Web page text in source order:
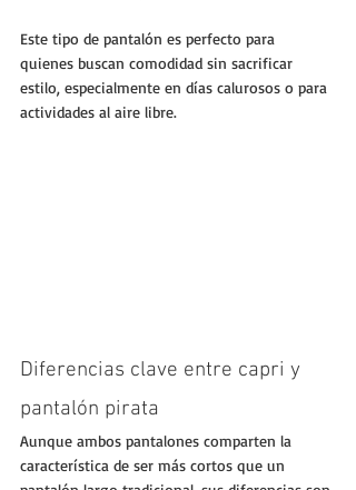
Este tipo de pantalón es perfecto para
quienes buscan comodidad sin sacrificar
estilo, especialmente en días calurosos o para
actividades al aire libre.
Diferencias clave entre capri y
pantalón pirata
Aunque ambos pantalones comparten la
característica de ser más cortos que un